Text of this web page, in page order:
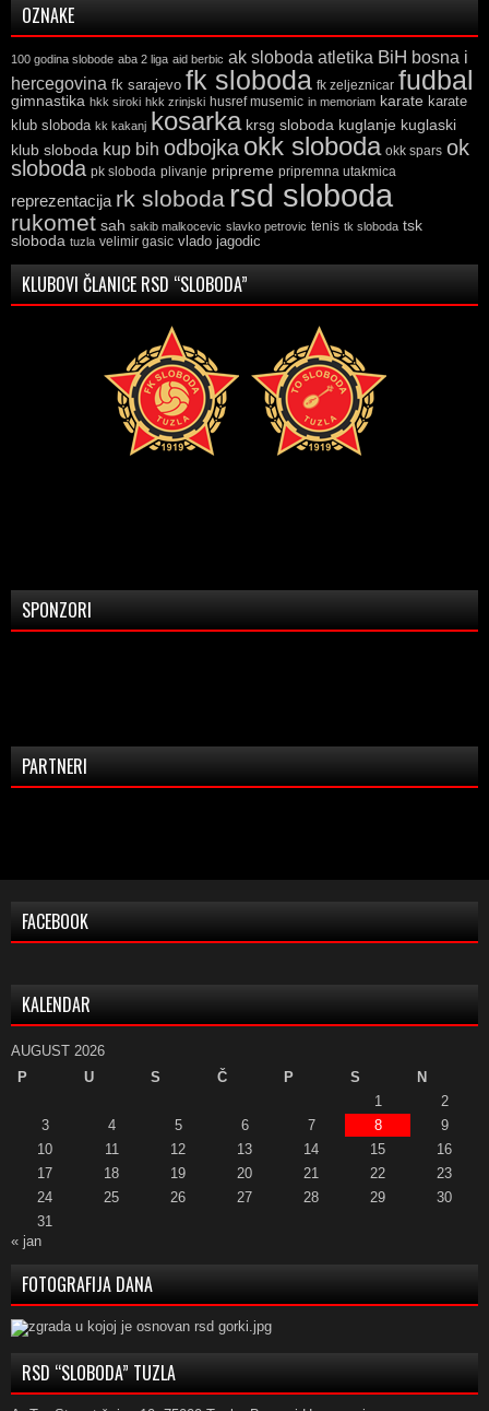
OZNAKE
100 godina slobode aba 2 liga aid berbic ak sloboda atletika BiH bosna i
hercegovina fk sarajevo fk sloboda fk zeljeznicar fudbal
gimnastika hkk siroki hkk zrinjski husref musemic in memoriam karate karate
klub sloboda kk kakanj kosarka krsg sloboda kuglanje kuglaski
klub sloboda kup bih odbojka okk sloboda okk spars ok
sloboda pk sloboda plivanje pripreme pripremna utakmica
reprezentacija rk sloboda rsd sloboda
rukomet sah sakib malkocevic slavko petrovic tenis tk sloboda tsk
sloboda tuzla velimir gasic vlado jagodic
KLUBOVI ČLANICE RSD “SLOBODA”
SPONZORI
PARTNERI
FACEBOOK
KALENDAR
AUGUST 2026
P
U S Č P S
N
1
2
3
4 5 6 7 8
9
10
11 12 13 14 15
16
17
18 19 20 21 22
23
24
25 26 27 28 29
30
31
« jan
FOTOGRAFIJA DANA
RSD “SLOBODA” TUZLA